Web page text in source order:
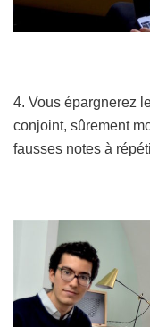
4. Vous épargnerez
conjoint, sûrement
fausses notes à